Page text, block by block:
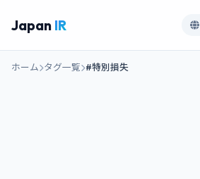
Japan IR
ホーム タグ一覧 #特別損失